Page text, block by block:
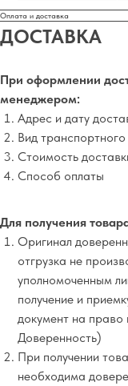
Оплата и доставка
ДОСТАВКА
При оформлении
менеджером:
Адрес и дату
Вид
Стоимость
Способ оплаты
Для получения
Оригинал
отгрузка не
уполномоченным
получение и
документ на право
Доверенность)
При получении
необходима